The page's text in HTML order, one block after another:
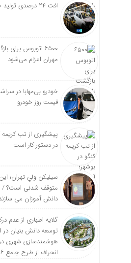
افت ۲۴ درصدی تولید خودرو در کشور
۶۵۰۰ اتوبوس برای
مهران اعزام می‌شود
خودرو بی‌مهابا در
قیمت روز خودرو
پیشگیری از تب کریمه
در دستور کار است
متوقف شدنی است؟ /
دانش آموزان می
گلایه اطهاری از عدم
توسعه دانش بنیان در
هوشمندسازی شهری
انحراف از طرح جامع ۱۳۸۶ به کشور آسیب زد